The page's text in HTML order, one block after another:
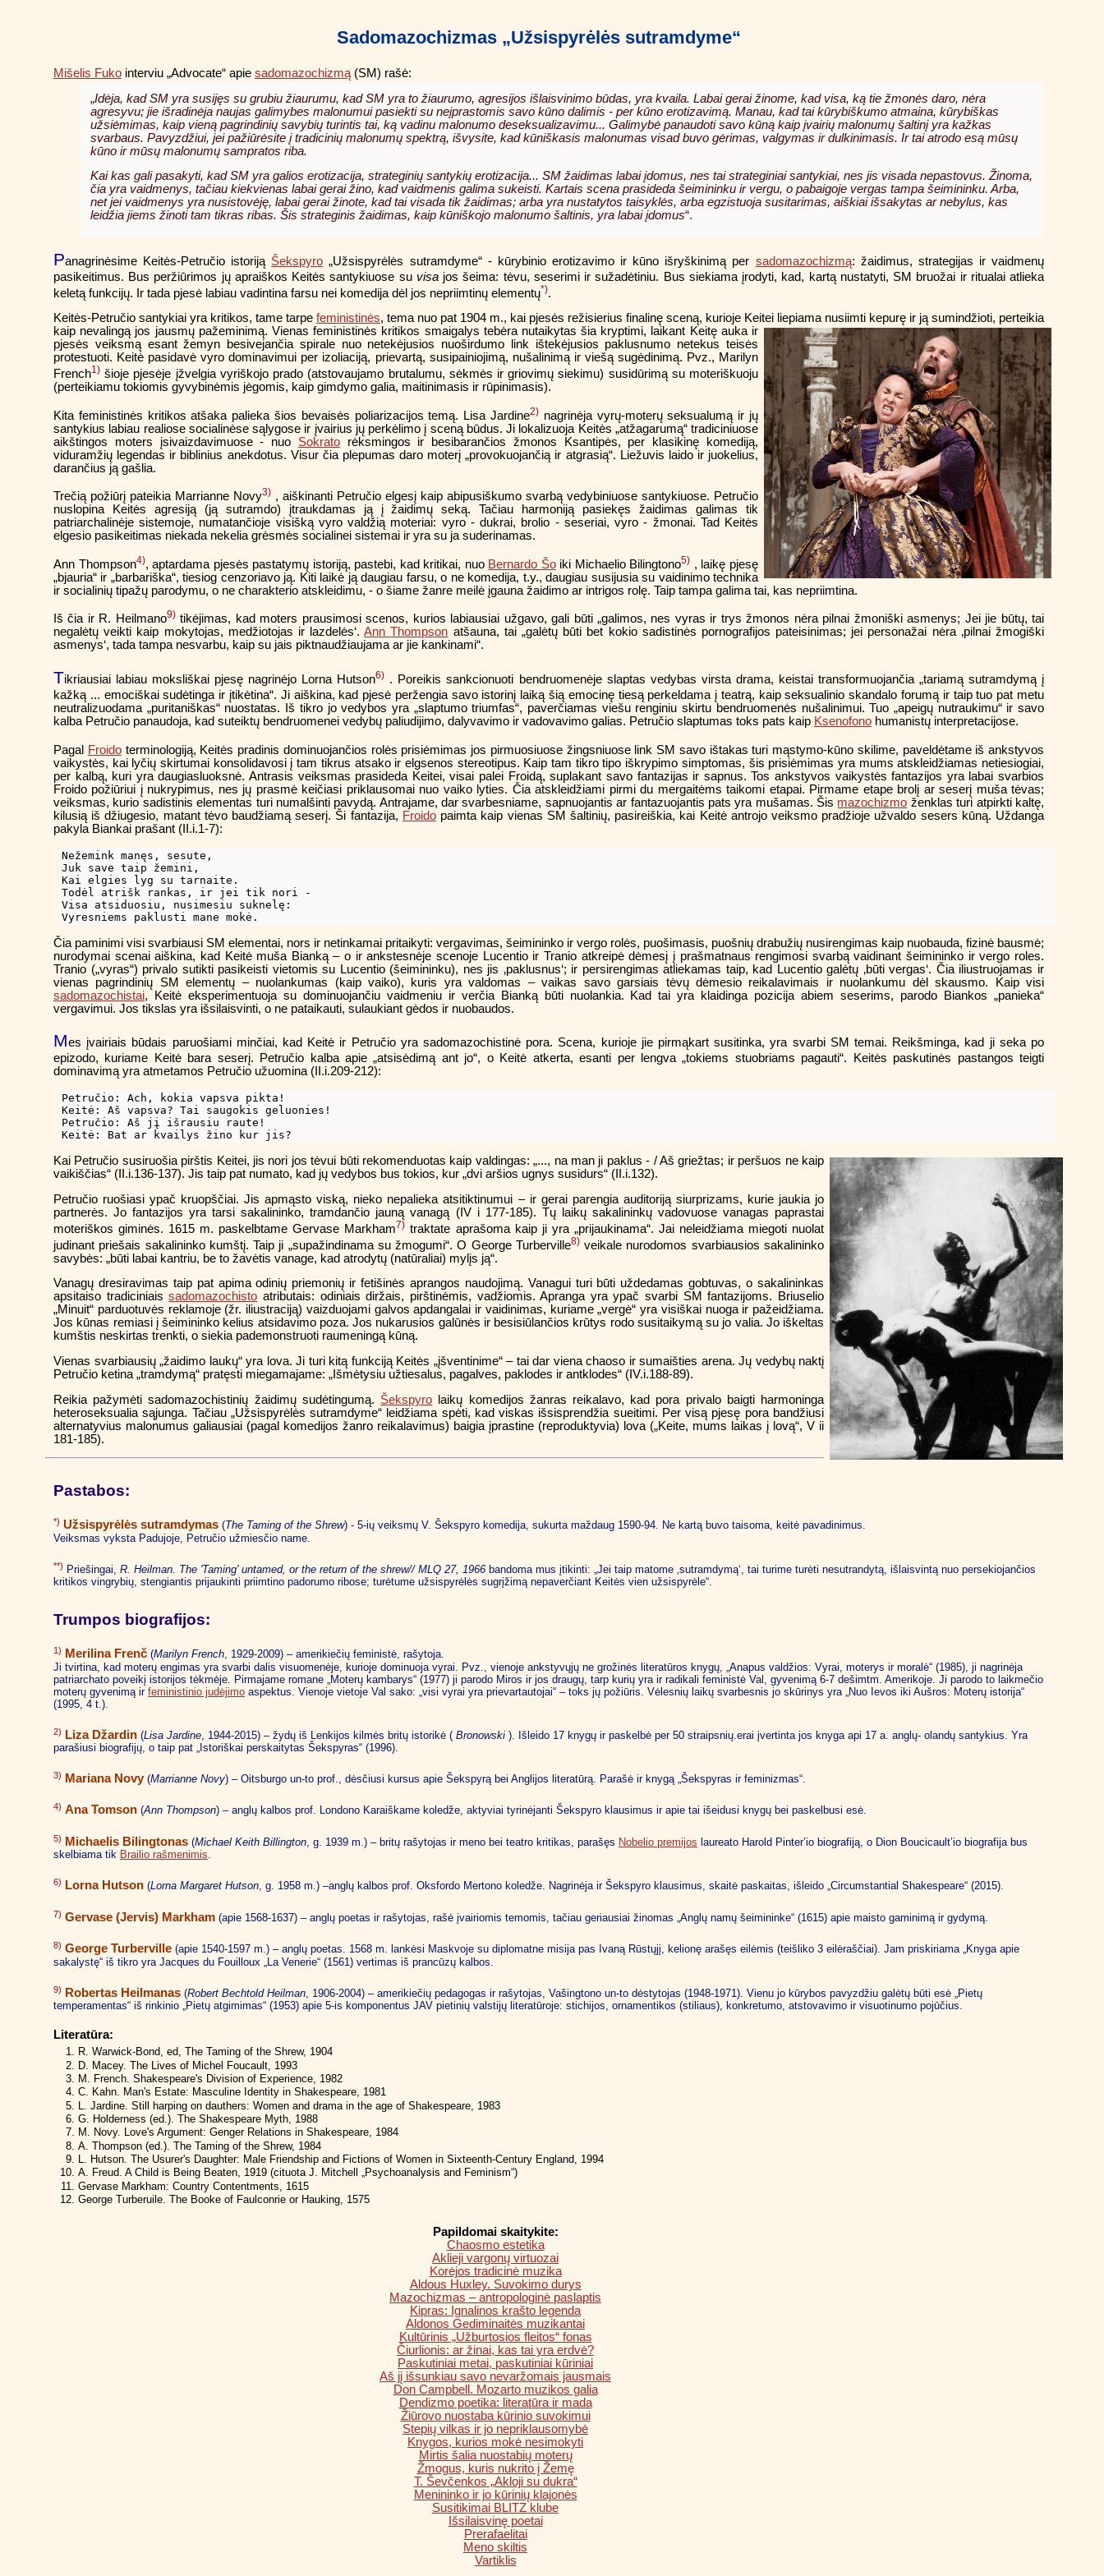
Sadomazochizmas „Užsispyrėlės sutramdyme“
Mišelis Fuko interviu „Advocate“ apie sadomazochizmą (SM) rašė:
„Idėja, kad SM yra susijęs su grubiu žiaurumu, kad SM yra to žiaurumo, agresijos išlaisvinimo būdas, yra kvaila. Labai gerai žinome, kad visa, ką tie žmonės daro, nėra
agresyvu; jie išradinėja naujas galimybes malonumui pasiekti su neįprastomis savo kūno dalimis - per kūno erotizavimą. Manau, kad tai kūrybiškumo atmaina, kūrybiškas
užsiėmimas, kaip vieną pagrindinių savybių turintis tai, ką vadinu malonumo deseksualizavimu... Galimybė panaudoti savo kūną kaip įvairių malonumų šaltinį yra kažkas
svarbaus. Pavyzdžiui, jei pažiūrėsite į tradicinių malonumų spektrą, išvysite, kad kūniškasis malonumas visad buvo gėrimas, valgymas ir dulkinimasis. Ir tai atrodo esą mūsų
kūno ir mūsų malonumų sampratos riba.
Kai kas gali pasakyti, kad SM yra galios erotizacija, strateginių santykių erotizacija... SM žaidimas labai įdomus, nes tai strateginiai santykiai, nes jis visada nepastovus. Žinoma,
čia yra vaidmenys, tačiau kiekvienas labai gerai žino, kad vaidmenis galima sukeisti. Kartais scena prasideda šeimininku ir vergu, o pabaigoje vergas tampa šeimininku. Arba,
net jei vaidmenys yra nusistovėję, labai gerai žinote, kad tai visada tik žaidimas; arba yra nustatytos taisyklės, arba egzistuoja susitarimas, aiškiai išsakytas ar nebylus, kas
leidžia jiems žinoti tam tikras ribas. Šis strateginis žaidimas, kaip kūniškojo malonumo šaltinis, yra labai įdomus“.
Panagrinėsime Keitės-Petručio istoriją Šekspyro „Užsispyrėlės sutramdyme“ - kūrybinio erotizavimo ir kūno išryškinimą per sadomazochizmą: žaidimus, strategijas ir vaidmenų
pasikeitimus. Bus peržiūrimos jų apraiškos Keitės santykiuose su visajos šeima: tėvu, seserimi ir sužadėtiniu. Bus siekiama įrodyti, kad, kartą nustatyti, SM bruožai ir ritualai atlieka
keletą funkcijų. Ir tada pjesė labiau vadintina farsu nei komedija dėl jos nepriimtinų elementų*).
Keitės-Petručio santykiai yra kritikos, tame tarpe feministinės, tema nuo pat 1904 m., kai pjesės režisierius finalinę sceną, kurioje Keitei liepiama nusiimti kepurę ir ją sumindžioti, perteikia
kaip nevalingą jos jausmų pažeminimą. Vienas feministinės kritikos smaigalys tebėra nutaikytas šia kryptimi, laikant Keitę auka ir
pjesės veiksmą esant žemyn besivejančia spirale nuo netekėjusios nuoširdumo link ištekėjusios paklusnumo netekus teisės
protestuoti. Keitė pasidavė vyro dominavimui per izoliaciją, prievartą, susipainiojimą, nušalinimą ir viešą sugėdinimą. Pvz., Marilyn
French1) šioje pjesėje įžvelgia vyriškojo prado (atstovaujamo brutalumu, sėkmės ir griovimų siekimu) susidūrimą su moteriškuoju
(perteikiamu tokiomis gyvybinėmis jėgomis, kaip gimdymo galia, maitinimasis ir rūpinimasis).
Kita feministinės kritikos atšaka palieka šios bevaisės poliarizacijos temą. Lisa Jardine2) nagrinėja vyrų-moterų seksualumą ir jų
santykius labiau realiose socialinėse sąlygose ir įvairius jų perkėlimo į sceną būdus. Ji lokalizuoja Keitės „atžagarumą“ tradiciniuose
aikštingos moters įsivaizdavimuose - nuo Sokratorėksmingos ir besibarančios žmonos Ksantipės, per klasikinę komediją,
viduramžių legendas ir biblinius anekdotus. Visur čia plepumas daro moterį „provokuojančią ir atgrasią“. Liežuvis laido ir juokelius,
darančius ją gašlia.
Trečią požiūrį pateikia Marrianne Novy3) , aiškinanti Petručio elgesį kaip abipusiškumo svarbą vedybiniuose santykiuose. Petručio
nuslopina Keitės agresiją (ją sutramdo) įtraukdamas ją į žaidimų seką. Tačiau harmoniją pasiekęs žaidimas galimas tik
patriarchalinėje sistemoje, numatančioje visišką vyro valdžią moteriai: vyro - dukrai, brolio - seseriai, vyro - žmonai. Tad Keitės
elgesio pasikeitimas niekada nekelia grėsmės socialinei sistemai ir yra su ja suderinamas.
Ann Thompson4), aptardama pjesės pastatymų istoriją, pastebi, kad kritikai, nuo Bernardo Šoiki Michaelio Bilingtono5) , laikę pjesę
„bjauria“ ir „barbariška“, tiesiog cenzoriavo ją. Kiti laikė ją daugiau farsu, o ne komedija, t.y., daugiau susijusia su vaidinimo technika
ir socialinių tipažų parodymu, o ne charakterio atskleidimu, - o šiame žanre meilė įgauna žaidimo ar intrigos rolę. Taip tampa galima tai, kas nepriimtina.
Iš čia ir R. Heilmano9)tikėjimas, kad moters prausimosi scenos, kurios labiausiai užgavo, gali būti „galimos, nes vyras ir trys žmonos nėra pilnai žmoniški asmenys; Jei jie būtų, tai
negalėtų veikti kaip mokytojas, medžiotojas ir lazdelės‘.Ann Thompson atšauna, tai „galėtų būti bet kokio sadistinės pornografijos pateisinimas; jei personažai nėra ‚pilnai žmogiški
asmenys‘, tada tampa nesvarbu, kaip su jais piktnaudžiaujama ar jie kankinami“.
Tikriausiai labiau moksliškai pjesę nagrinėjo Lorna Hutson6) . Poreikis sankcionuoti bendruomenėje slaptas vedybas virsta drama, keistai transformuojančia „tariamą sutramdymą į
kažką ... emociškai sudėtinga ir įtikėtina“. Ji aiškina, kad pjesė peržengia savo istorinį laiką šią emocinę tiesą perkeldama į teatrą, kaip seksualinio skandalo forumą ir taip tuo pat metu
neutralizuodama „puritaniškas“ nuostatas. Iš tikro jo vedybos yra „slaptumo triumfas“, paverčiamas viešu renginiu skirtu bendruomenės nušalinimui. Tuo „apeigų nutraukimu“ ir savo
kalba Petručio panaudoja, kad suteiktų bendruomenei vedybų paliudijimo, dalyvavimo ir vadovavimo galias. Petručio slaptumas toks pats kaip Ksenofono humanistų interpretacijose.
Pagal Froidoterminologiją, Keitės pradinis dominuojančios rolės prisiėmimas jos pirmuosiuose žingsniuose link SM savo ištakas turi mąstymo-kūno skilime, paveldėtame iš ankstyvos
vaikystės, kai lyčių skirtumai konsolidavosi į tam tikrus atsako ir elgsenos stereotipus. Kaip tam tikro tipo iškrypimo simptomas, šis prisiėmimas yra mums atskleidžiamas netiesiogiai,
per kalbą, kuri yra daugiasluoksnė. Antrasis veiksmas prasideda Keitei, visai palei Froidą, suplakant savo fantazijas ir sapnus. Tos ankstyvos vaikystės fantazijos yra labai svarbios
Froido požiūriui į nukrypimus, nes jų prasmė keičiasi priklausomai nuo vaiko lyties. Čia atskleidžiami pirmi du mergaitėms taikomi etapai. Pirmame etape brolį ar seserį muša tėvas;
veiksmas, kurio sadistinis elementas turi numalšinti pavydą. Antrajame, dar svarbesniame, sapnuojantis ar fantazuojantis pats yra mušamas. Šis mazochizmo ženklas turi atpirkti kaltę,
kilusią iš džiugesio, matant tėvo baudžiamą seserį. Ši fantazija, Froidopaimta kaip vienas SM šaltinių, pasireiškia, kai Keitė antrojo veiksmo pradžioje užvaldo sesers kūną. Uždanga
pakyla Biankai prašant (II.i.1-7):
Nežemink manęs, sesute,
Juk save taip žemini,
Kai elgies lyg su tarnaite.
Todėl atrišk rankas, ir jei tik nori -
Visa atsiduosiu, nusimesiu suknelę:
Čia paminimi visi svarbiausi SM elementai, nors ir netinkamai pritaikyti: vergavimas, šeimininko ir vergo rolės, puošimasis, puošnių drabužių nusirengimas kaip nuobauda, fizinė bausmė;
nurodymai scenai aiškina, kad Keitė muša Bianką – o ir ankstesnėje scenoje Lucentio ir Tranio atkreipė dėmesį į prašmatnaus rengimosi svarbą vaidinant šeimininko ir vergo roles.
Tranio („vyras“) privalo sutikti pasikeisti vietomis su Lucentio (šeimininku), nes jis ‚paklusnus‘; ir persirengimas atliekamas taip, kad Lucentio galėtų ‚būti vergas‘. Čia iliustruojamas ir
vienas pagrindinių SM elementų – nuolankumas (kaip vaiko), kuris yra valdomas – vaikas savo garsiais tėvų dėmesio reikalavimais ir nuolankumu dėl skausmo. Kaip visi
sadomazochistai, Keitė eksperimentuoja su dominuojančiu vaidmeniu ir verčia Bianką būti nuolankia. Kad tai yra klaidinga pozicija abiem seserims, parodo Biankos „panieka“
vergavimui. Jos tikslas yra išsilaisvinti, o ne pataikauti, sulaukiant gėdos ir nuobaudos.
Mes įvairiais būdais paruošiami minčiai, kad Keitė ir Petručio yra sadomazochistinė pora. Scena, kurioje jie pirmąkart susitinka, yra svarbi SM temai. Reikšminga, kad ji seka po
epizodo, kuriame Keitė bara seserį. Petručio kalba apie „atsisėdimą ant jo“, o Keitė atkerta, esanti per lengva „tokiems stuobriams pagauti“. Keitės paskutinės pastangos teigti
dominavimą yra atmetamos Petručio užuomina (II.i.209-212):
Petručio: Ach, kokia vapsva pikta!
Keitė: Aš vapsva? Tai saugokis geluonies!
Petručio: Aš jį išrausiu raute!
Kai Petručio susiruošia pirštis Keitei, jis nori jos tėvui būti rekomenduotas kaip valdingas: „..., na man ji paklus - / Aš griežtas; ir peršuos ne kaip
vaikiščias“ (II.i.136-137). Jis taip pat numato, kad jų vedybos bus tokios, kur „dvi aršios ugnys susidurs“ (II.i.132).
Petručio ruošiasi ypač kruopščiai. Jis apmąsto viską, nieko nepalieka atsitiktinumui – ir gerai parengia auditoriją siurprizams, kurie jaukia jo
partnerės. Jo fantazijos yra tarsi sakalininko, tramdančio jauną vanagą (IV i 177-185). Tų laikų sakalininkų vadovuose vanagas paprastai
moteriškos giminės. 1615 m. paskelbtame Gervase Markham7) traktate aprašoma kaip ji yra „prijaukinama“. Jai neleidžiama miegoti nuolat
judinant priešais sakalininko kumštį. Taip ji „supažindinama su žmogumi“. O George Turberville8)veikale nurodomos svarbiausios sakalininko
savybės: „būti labai kantriu, be to žavėtis vanage, kad atrodytų (natūraliai) mylįs ją“.
Vanagų dresiravimas taip pat apima odinių priemonių ir fetišinės aprangos naudojimą. Vanagui turi būti uždedamas gobtuvas, o sakalininkas
apsitaiso tradiciniaissadomazochisto atributais: odiniais diržais, pirštinėmis, vadžiomis. Apranga yra ypač svarbi SM fantazijoms. Briuselio
„Minuit“ parduotuvės reklamoje (žr. iliustraciją) vaizduojami galvos apdangalai ir vaidinimas, kuriame „vergė“ yra visiškai nuoga ir pažeidžiama.
Jos kūnas remiasi į šeimininko kelius atsidavimo poza. Jos nukarusios galūnės ir besisiūlančios krūtys rodo susitaikymą su jo valia. Jo iškeltas
kumštis neskirtas trenkti, o siekia pademonstruoti raumeningą kūną.
Vienas svarbiausių „žaidimo laukų“ yra lova. Ji turi kitą funkciją Keitės „įšventinime“ – tai dar viena chaoso ir sumaišties arena. Jų vedybų naktį
Petručio ketina „tramdymą“ pratęsti miegamajame: „Išmėtysiu užtiesalus, pagalves, paklodes ir antklodes“ (IV.i.188-89).
Reikia pažymėti sadomazochistinių žaidimų sudėtingumą. Šekspyro laikų komedijos žanras reikalavo, kad pora privalo baigti harmoninga
heteroseksualia sąjunga. Tačiau „Užsispyrėlės sutramdyme“ leidžiama spėti, kad viskas išsisprendžia sueitimi. Per visą pjesę pora bandžiusi
alternatyvius malonumus galiausiai (pagal komedijos žanro reikalavimus) baigia įprastine (reproduktyvia) lova („Keite, mums laikas į lovą“, V ii
181-185).
Pastabos:
*) Užsispyrėlės sutramdymas (The Taming of the Shrew) - 5-ių veiksmų V. Šekspyro komedija, sukurta maždaug 1590-94. Ne kartą buvo taisoma, keitė pavadinimus.
Veiksmas vyksta Padujoje, Petručio užmiesčio name.
**) Priešingai, R. Heilman. The 'Taming' untamed, or the return of the shrew// MLQ 27, 1966 bandoma mus įtikinti: „Jei taip matome ‚sutramdymą‘, tai turime turėti nesutrandytą, išlaisvintą nuo persekiojančios
kritikos vingrybių, stengiantis prijaukinti priimtino padorumo ribose; turėtume užsispyrėlės sugrįžimą nepaverčiant Keitės vien užsispyrėle“.
Trumpos biografijos:
1) Merilina Frenč (Marilyn French, 1929-2009) – amerikiečių feministė, rašytoja.
Ji tvirtina, kad moterų engimas yra svarbi dalis visuomenėje, kurioje dominuoja vyrai. Pvz., vienoje ankstyvųjų ne grožinės literatūros knygų, „Anapus valdžios: Vyrai, moterys ir moralė“ (1985), ji nagrinėja
patriarchato poveikį istorijos tėkmėje. Pirmajame romane „Moterų kambarys“ (1977) ji parodo Miros ir jos draugų, tarp kurių yra ir radikali feministė Val, gyvenimą 6-7 dešimtm. Amerikoje. Ji parodo to laikmečio
moterų gyvenimą ir feministinio judėjimo aspektus. Vienoje vietoje Val sako: „visi vyrai yra prievartautojai“ – toks jų požiūris. Vėlesnių laikų svarbesnis jo skūrinys yra „Nuo Ievos iki Aušros: Moterų istorija“
(1995, 4 t.).
2) Liza Džardin (Lisa Jardine , 1944-2015) – žydų iš Lenkijos kilmės britų istorikė ( Bronowski ). Išleido 17 knygų ir paskelbė per 50 straipsnių.erai įvertinta jos knyga api 17 a. anglų- olandų santykius. Yra
parašiusi biografijų, o taip pat „Istoriškai perskaitytas Šekspyras“ (1996).
3) Mariana Novy (Marrianne Novy) – Oitsburgo un-to prof., dėsčiusi kursus apie Šekspyrą bei Anglijos literatūrą. Parašė ir knygą „Šekspyras ir feminizmas“.
4) Ana Tomson (Ann Thompson) – anglų kalbos prof. Londono Karaiškame koledže, aktyviai tyrinėjanti Šekspyro klausimus ir apie tai išeidusi knygų bei paskelbusi esė.
5) Michaelis Bilingtonas (Michael Keith Billington, g. 1939 m.) – britų rašytojas ir meno bei teatro kritikas, parašęs Nobelio premijos laureato Harold Pinter’io biografiją, o Dion Boucicault’io biografija bus
skelbiama tik Brailio rašmenimis.
6) Lorna Hutson (Lorna Margaret Hutson, g. 1958 m.) –anglų kalbos prof. Oksfordo Mertono koledže. Nagrinėja ir Šekspyro klausimus, skaitė paskaitas, išleido „Circumstantial Shakespeare“ (2015).
7) Gervase (Jervis) Markham (apie 1568-1637) – anglų poetas ir rašytojas, rašė įvairiomis temomis, tačiau geriausiai žinomas „Anglų namų šeimininke“ (1615) apie maisto gaminimą ir gydymą.
8) George Turberville (apie 1540-1597 m.) – anglų poetas. 1568 m. lankėsi Maskvoje su diplomatne misija pas Ivaną Rūstųjį, kelionę arašęs eilėmis (teišliko 3 eilėraščiai). Jam priskiriama „Knyga apie
sakalystę“ iš tikro yra Jacques du Fouilloux „La Venerie“ (1561) vertimas iš prancūzų kalbos.
9) Robertas Heilmanas (Robert Bechtold Heilman, 1906-2004) – amerikiečių pedagogas ir rašytojas, Vašingtono un-to dėstytojas (1948-1971). Vienu jo kūrybos pavyzdžiu galėtų būti esė „Pietų
temperamentas“ iš rinkinio „Pietų atgimimas“ (1953) apie 5-is komponentus JAV pietinių valstijų literatūroje: stichijos, ornamentikos (stiliaus), konkretumo, atstovavimo ir visuotinumo pojūčius.
Literatūra:
R. Warwick-Bond, ed, The Taming of the Shrew, 1904
D. Macey. The Lives of Michel Foucault, 1993
M. French. Shakespeare's Division of Experience, 1982
C. Kahn. Man's Estate: Masculine Identity in Shakespeare, 1981
L. Jardine. Still harping on dauthers: Women and drama in the age of Shakespeare, 1983
G. Holderness (ed.). The Shakespeare Myth, 1988
M. Novy. Love's Argument: Genger Relations in Shakespeare, 1984
A. Thompson (ed.). The Taming of the Shrew, 1984
L. Hutson. The Usurer's Daughter: Male Friendship and Fictions of Women in Sixteenth-Century England, 1994
A. Freud. A Child is Being Beaten, 1919 (cituota J. Mitchell „Psychoanalysis and Feminism“)
Gervase Markham: Country Contentments, 1615
George Turberuile. The Booke of Faulconrie or Hauking, 1575
Papildomai skaitykite:
Chaosmo estetika
Aklieji vargonų virtuozai
Korėjos tradicinė muzika
Aldous Huxley. Suvokimo durys
Mazochizmas – antropologinė paslaptis
Kipras: Ignalinos krašto legenda
Aldonos Gediminaitės muzikantai
Kultūrinis „Užburtosios fleitos“ fonas
Čiurlionis: ar žinai, kas tai yra erdvė?
Paskutiniai metai, paskutiniai kūriniai
Aš jį išsunkiau savo nevaržomais jausmais
Don Campbell. Mozarto muzikos galia
Dendizmo poetika: literatūra ir mada
Žiūrovo nuostaba kūrinio suvokimui
Stepių vilkas ir jo nepriklausomybė
Knygos, kurios mokė nesimokyti
Mirtis šalia nuostabių moterų
Žmogus, kuris nukrito į Žemę
T. Ševčenkos „Akloji su dukra“
Menininko ir jo kūrinių klajonės
Susitikimai BLITZ klube
Išsilaisvinę poetai
Prerafaelitai
Meno skiltis
Vartiklis